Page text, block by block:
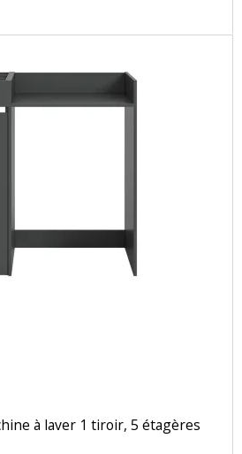
à laver 1 tiroir, 5 étagères